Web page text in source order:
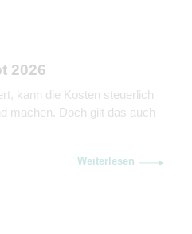
2026
kann die Kosten steuerlich
machen. Doch gilt das auch
Weiterlesen